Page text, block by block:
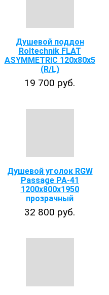
Душевой поддон
Roltechnik FLAT
ASYMMETRIC 120x80x5
(R/L)
19 700 руб.
Душевой уголок RGW
Passage PA-41
1200x800x1950
прозрачный
32 800 руб.